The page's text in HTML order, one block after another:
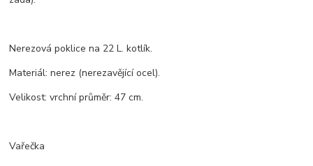
Nerezová poklice na 22 L. kotlík.
Materiál: nerez (nerezavějící ocel).
Velikost: vrchní průměr: 47 cm.
Vařečka